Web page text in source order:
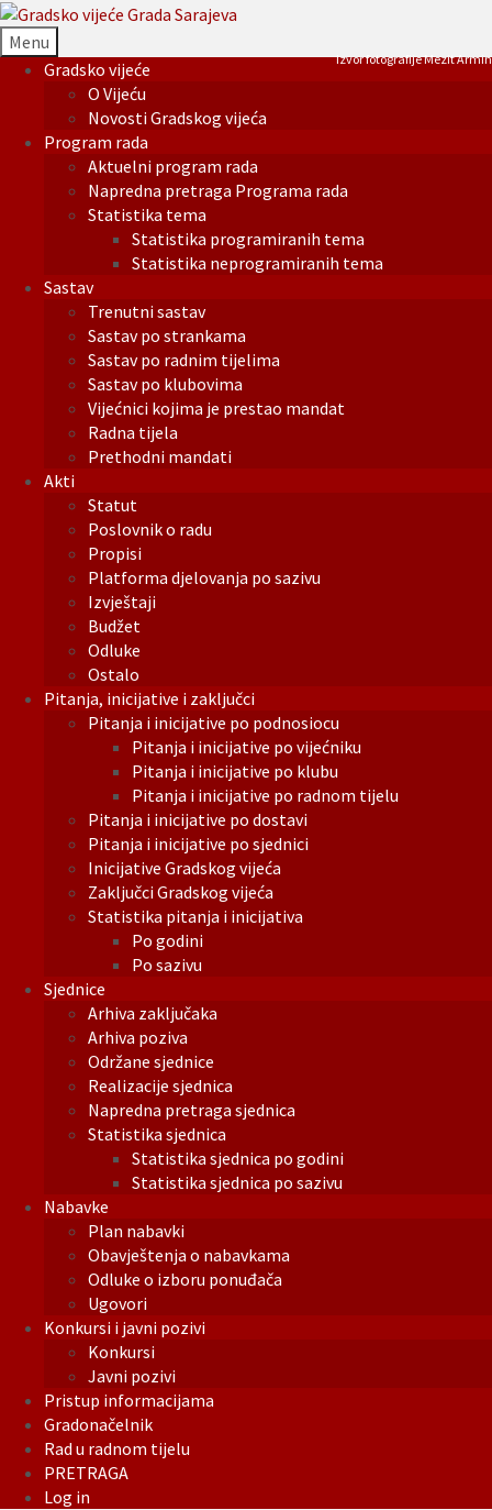
Menu
Gradsko vijeće
O Vijeću
Novosti Gradskog vijeća
Program rada
Aktuelni program rada
Napredna pretraga Programa rada
Statistika tema
Statistika programiranih tema
Statistika neprogramiranih tema
Sastav
Trenutni sastav
Sastav po strankama
Sastav po radnim tijelima
Sastav po klubovima
Vijećnici kojima je prestao mandat
Radna tijela
Prethodni mandati
Akti
Statut
Poslovnik o radu
Propisi
Platforma djelovanja po sazivu
Izvještaji
Budžet
Odluke
Ostalo
Pitanja, inicijative i zaključci
Pitanja i inicijative po podnosiocu
Pitanja i inicijative po vijećniku
Pitanja i inicijative po klubu
Pitanja i inicijative po radnom tijelu
Pitanja i inicijative po dostavi
Pitanja i inicijative po sjednici
Inicijative Gradskog vijeća
Zaključci Gradskog vijeća
Statistika pitanja i inicijativa
Po godini
Po sazivu
Sjednice
Arhiva zaključaka
Arhiva poziva
Održane sjednice
Realizacije sjednica
Napredna pretraga sjednica
Statistika sjednica
Statistika sjednica po godini
Statistika sjednica po sazivu
Nabavke
Plan nabavki
Obavještenja o nabavkama
Odluke o izboru ponuđača
Ugovori
Konkursi i javni pozivi
Konkursi
Javni pozivi
Pristup informacijama
Gradonačelnik
Rad u radnom tijelu
PRETRAGA
Log in
Izvor fotografije Mezit Armin